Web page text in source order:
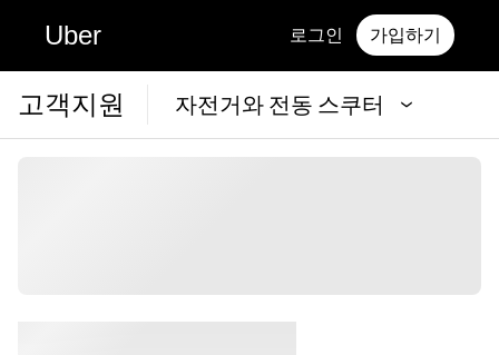
Uber 로그인 가입하기
고객지원 자전거와 전동 스쿠터